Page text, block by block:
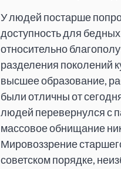
У людей постарше
доступность для
относительно
разделения поколений
высшее образование,
были отличны от
людей перевернулся с
массовое обнищание
Мировоззрение
советском порядке,